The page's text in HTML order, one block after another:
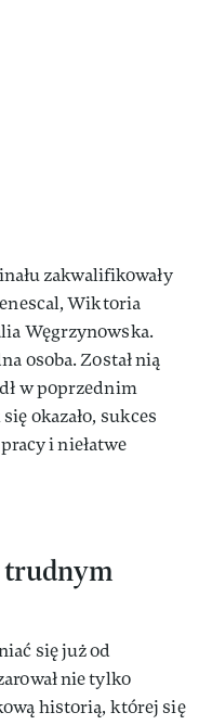
zakwalifikowały
Wiktoria
Węgrzynowska.
osoba. Został nią
w poprzednim
okazało, sukces
i niełatwe
się już od
nie tylko
historią, której się